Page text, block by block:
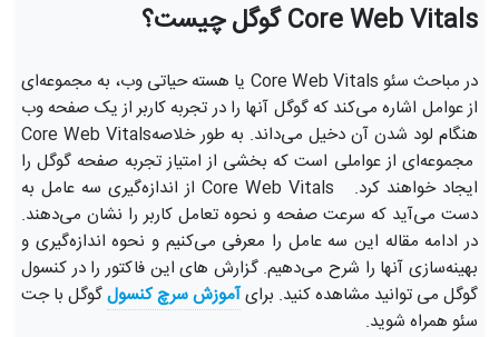
Core Web Vitals گوگل چیست؟
در مباحث سئو Core Web Vitals یا هسته حیاتی وب، به مجموعه‌ای
از عوامل اشاره می‌کند که گوگل آنها را در تجربه کاربر از یک صفحه وب
هنگام لود شدن آن دخیل می‌داند. به طور خلاصهCore Web Vitals
مجموعه‌ای از عواملی است که بخشی از امتیاز تجربه صفحه گوگل را
ایجاد خواهند کرد. Core Web Vitals از اندازه‌گیری سه عامل به
دست می‌آید که سرعت صفحه و نحوه تعامل کاربر را نشان می‌دهند.
در ادامه مقاله این سه عامل را معرفی می‌کنیم و نحوه اندازه‌گیری و
بهینه‌سازی آنها را شرح می‌دهیم. گزارش های این فاکتور را در کنسول
گوگل می توانید مشاهده کنید. برایآموزش سرچ کنسولگوگل با جت
سئو همراه شوید.